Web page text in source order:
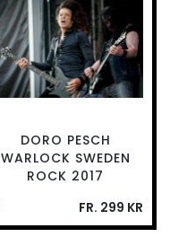
DORO PESCH
WARLOCK SWEDEN
ROCK 2017
FR. 299 KR